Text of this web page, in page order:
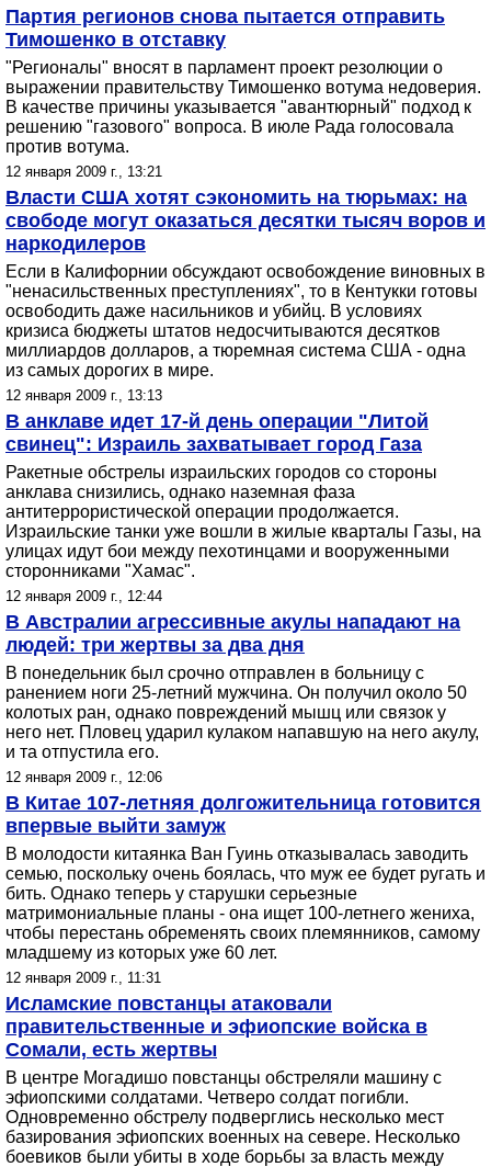
Партия регионов снова пытается отправить
Тимошенко в отставку
"Регионалы" вносят в парламент проект резолюции о
выражении правительству Тимошенко вотума недоверия.
В качестве причины указывается "авантюрный" подход к
решению "газового" вопроса. В июле Рада голосовала
против вотума.
12 января 2009 г., 13:21
Власти США хотят сэкономить на тюрьмах: на
свободе могут оказаться десятки тысяч воров и
наркодилеров
Если в Калифорнии обсуждают освобождение виновных в
"ненасильственных преступлениях", то в Кентукки готовы
освободить даже насильников и убийц. В условиях
кризиса бюджеты штатов недосчитываются десятков
миллиардов долларов, а тюремная система США - одна
из самых дорогих в мире.
12 января 2009 г., 13:13
В анклаве идет 17-й день операции "Литой
свинец": Израиль захватывает город Газа
Ракетные обстрелы израильских городов со стороны
анклава снизились, однако наземная фаза
антитеррористической операции продолжается.
Израильские танки уже вошли в жилые кварталы Газы, на
улицах идут бои между пехотинцами и вооруженными
сторонниками "Хамас".
12 января 2009 г., 12:44
В Австралии агрессивные акулы нападают на
людей: три жертвы за два дня
В понедельник был срочно отправлен в больницу с
ранением ноги 25-летний мужчина. Он получил около 50
колотых ран, однако повреждений мышц или связок у
него нет. Пловец ударил кулаком напавшую на него акулу,
и та отпустила его.
12 января 2009 г., 12:06
В Китае 107-летняя долгожительница готовится
впервые выйти замуж
В молодости китаянка Ван Гуинь отказывалась заводить
семью, поскольку очень боялась, что муж ее будет ругать и
бить. Однако теперь у старушки серьезные
матримониальные планы - она ищет 100-летнего жениха,
чтобы перестань обременять своих племянников, самому
младшему из которых уже 60 лет.
12 января 2009 г., 11:31
Исламские повстанцы атаковали
правительственные и эфиопские войска в
Сомали, есть жертвы
В центре Могадишо повстанцы обстреляли машину с
эфиопскими солдатами. Четверо солдат погибли.
Одновременно обстрелу подверглись несколько мест
базирования эфиопских военных на севере. Несколько
боевиков были убиты в ходе борьбы за власть между